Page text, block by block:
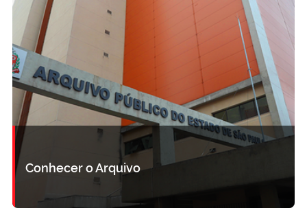
Conhecer o Arquivo